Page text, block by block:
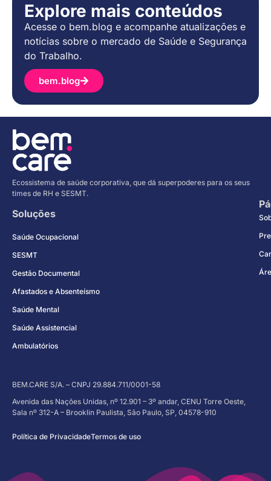
Explore mais conteúdos
Acesse o bem.blog e acompanhe atualizações e
notícias sobre o mercado de Saúde e Segurança
do Trabalho.
bem.blog
Ecossistema de saúde corporativa, que dá superpoderes para os seus
times de RH e SESMT.
Soluções
Saúde Ocupacional
SESMT
Gestão Documental
Afastados e Absenteísmo
Saúde Mental
Saúde Assistencial
Ambulatórios
BEM.CARE S/A. – CNPJ 29.884.711/0001-58
Avenida das Nações Unidas, nº 12.901 – 3º andar, CENU Torre Oeste,
Sala nº 312-A – Brooklin Paulista, São Paulo, SP, 04578-910
Política de PrivacidadeTermos de uso